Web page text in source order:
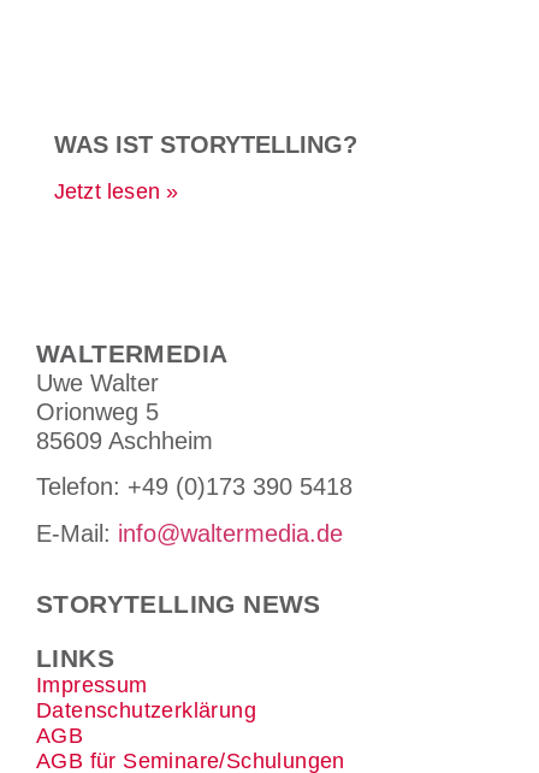
WAS IST STORYTELLING?
Jetzt lesen »
WALTERMEDIA
Uwe Walter
Orionweg 5
85609 Aschheim
Tele­fon: +49 (0)173 390 5418
E-Mail: info@waltermedia.de
STORYTELLING NEWS
LINKS
Impressum
Datenschutzerklärung
AGB
AGB für Seminare/Schulungen